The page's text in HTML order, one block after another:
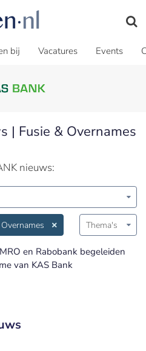
bij Vacatures Events
| Fusie & Overnames
nieuws:
Thema's
en Rabobank begeleiden
van KAS Bank